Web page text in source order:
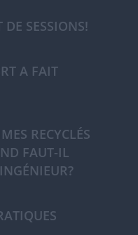
SESSIONS!
A FAIT
RECYCLÉS
FAUT-IL